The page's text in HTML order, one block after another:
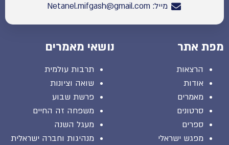
מייל: Netanel.mifgash@gmail.com
מפת אתר
הרצאות
אודות
מאמרים
סרטונים
ספרים
מפגש ישראלי
נושאי מאמרים
תרבות עולמית
שואה וציונות
פרשת שבוע
משפחה זה החיים
מעגל השנה
מנהיגות וחברה ישראלית